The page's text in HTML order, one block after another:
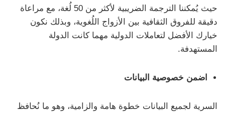
حيث يُمكننا الترجمة الضريبية لأكثر من 50 لُغة، مع مراعاة
دقيقة للفروق الثقافية بين الأزواج اللُغوية، وبذلك نكون
خيارك الأفضل لتعاملات الدولية مهما كانت الدولة
المستهدفة.
اضمن خصوصية البيانات
السرية لجميع البيانات خطوة هامة والزامية، وهو ما نُحافظ